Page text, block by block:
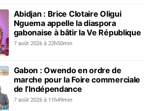
Abidjan : Brice Clotaire Oligui
Nguema appelle la diaspora
gabonaise à bâtir la Ve République
7 août 2026 à 22h50min
Gabon : Owendo en ordre de
marche pour la Foire commerciale
de l’Indépendance
7 août 2026 à 11h49min